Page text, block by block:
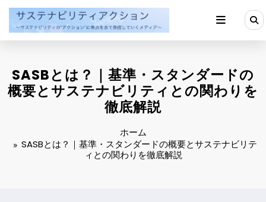
ン
SASBとは？｜基準・スタンダードの
概要とサステナビリティとの関わりを
徹底解説
ホーム
SASBとは？｜基準・スタンダードの概要とサステナビリテ
ィとの関わりを徹底解説